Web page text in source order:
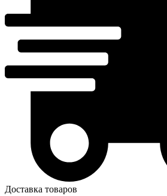
Доставка товаров